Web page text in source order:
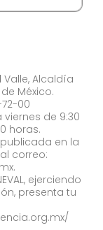
Valle, Alcaldía
México.
00
de 9:30
horas.
en la
correo:
.
ejerciendo
presenta tu